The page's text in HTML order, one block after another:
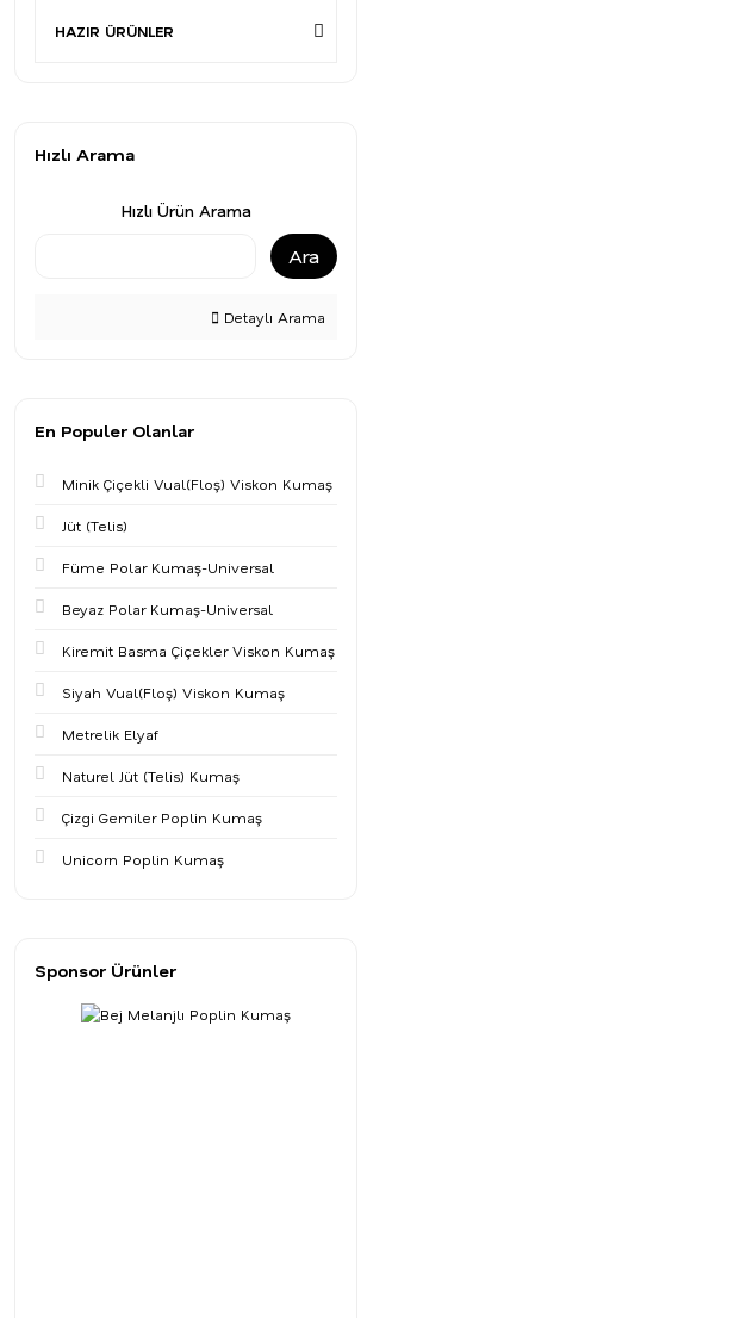
HAZIR ÜRÜNLER
Hızlı Arama
Hızlı Ürün Arama
Ara
Detaylı Arama
En Populer Olanlar
Minik Çiçekli Vual(Floş) Viskon Kumaş
Jüt (Telis)
Füme Polar Kumaş-Universal
Beyaz Polar Kumaş-Universal
Kiremit Basma Çiçekler Viskon Kumaş
Siyah Vual(Floş) Viskon Kumaş
Metrelik Elyaf
Naturel Jüt (Telis) Kumaş
Çizgi Gemiler Poplin Kumaş
Unicorn Poplin Kumaş
Sponsor Ürünler